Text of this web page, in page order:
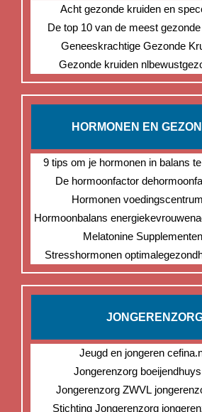
Acht gezonde kruiden en
De top 10 van de meest
Geneeskrachtige Gezonde
Gezonde kruiden
HORMONEN EN
9 tips om je hormonen in balans
De hormoonfactor
Hormonen
Hormoonbalans
Melatonine Supplementen
Stresshormonen
Jeugd en jongeren
Jongerenzorg
Jongerenzorg ZWVL
Stichting Jongerenzorg